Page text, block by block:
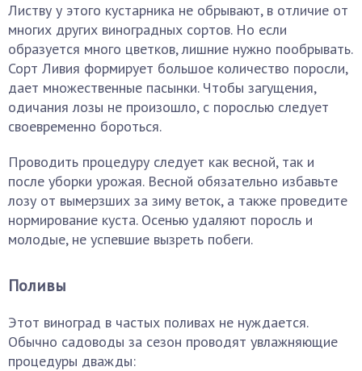
Листву у этого кустарника не обрывают, в отличие от
многих других виноградных сортов. Но если
образуется много цветков, лишние нужно пообрывать.
Сорт Ливия формирует большое количество поросли,
дает множественные пасынки. Чтобы загущения,
одичания лозы не произошло, с порослью следует
своевременно бороться.
Проводить процедуру следует как весной, так и
после уборки урожая. Весной обязательно избавьте
лозу от вымерзших за зиму веток, а также проведите
нормирование куста. Осенью удаляют поросль и
молодые, не успевшие вызреть побеги.
Поливы
Этот виноград в частых поливах не нуждается.
Обычно садоводы за сезон проводят увлажняющие
процедуры дважды: